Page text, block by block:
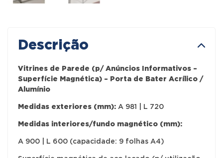
Descrição
Vitrines de Parede (p/ Anúncios Informativos –
Superfície Magnética) – Porta de Bater Acrílico /
Alumínio
Medidas exteriores (mm): A 981 | L 720
Medidas interiores/fundo magnético (mm):
A 900 | L 600 (capacidade: 9 folhas A4)